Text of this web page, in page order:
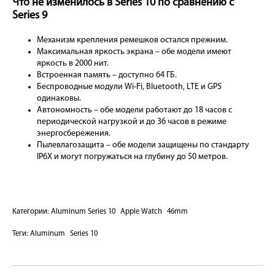
Что не изменилось в Series 10 по сравнению с
Series 9
Механизм крепления ремешков остался прежним.
Максимальная яркость экрана – обе модели имеют
яркость в 2000 нит.
Встроенная память – доступно 64 ГБ.
Беспроводные модули Wi-Fi, Bluetooth, LTE и GPS
одинаковы.
Автономность – обе модели работают до 18 часов с
периодической нагрузкой и до 36 часов в режиме
энергосбережения.
Пылевлагозащита – обе модели защищены по стандарту
IP6X и могут погружаться на глубину до 50 метров.
Категории: Aluminum Series 10 Apple Watch 46mm
Теги: Aluminum Series 10